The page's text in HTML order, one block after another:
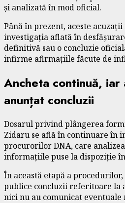
și analizată în mod oficial.
Până în prezent, aceste
investigația aflată în
definitivă sau o concluzie
infirme afirmațiile făcute de
Ancheta continuă,
anunțat concluzii
Dosarul privind plângerea
Zidaru se află în continuare în
procurorilor DNA, care
informațiile puse la dispoziție
În această etapă a
publice concluzii referitoare la
nici nu au comunicat eventuale